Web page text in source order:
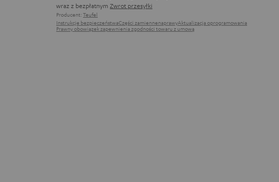
wraz z bezpłatnym Zwrot przesyłki
Producent: Teufel
Instrukcje bezpieczeństwaCzęści zamiennenaprawyAktualizacja oprogramowania
Prawny obowiązek zapewnienia zgodności towaru z umową